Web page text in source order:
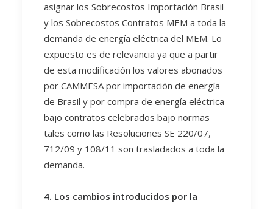
asignar los Sobrecostos Importación Brasil
y los Sobrecostos Contratos MEM a toda la
demanda de energía eléctrica del MEM. Lo
expuesto es de relevancia ya que a partir
de esta modificación los valores abonados
por CAMMESA por importación de energía
de Brasil y por compra de energía eléctrica
bajo contratos celebrados bajo normas
tales como las Resoluciones SE 220/07,
712/09 y 108/11 son trasladados a toda la
demanda.
4. Los cambios introducidos por la